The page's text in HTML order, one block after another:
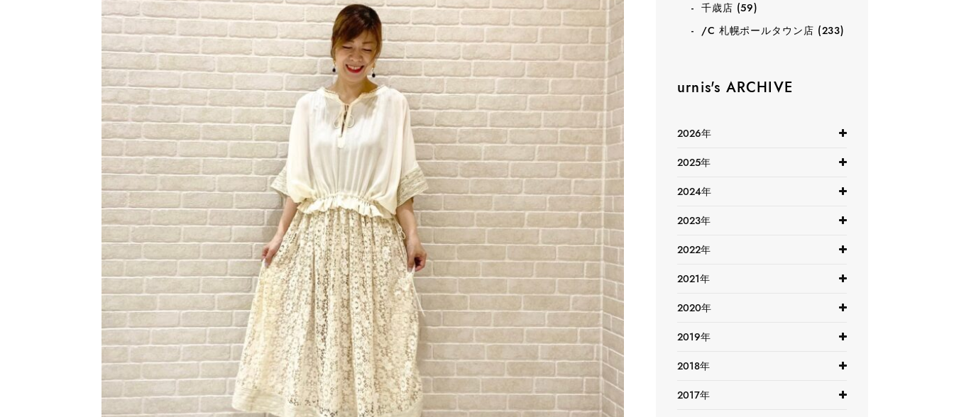
千歳店 (59)
/C 札幌ポールタウン店 (233)
urnis's ARCHIVE
2026年
2025年
2024年
2023年
2022年
2021年
2020年
2019年
2018年
2017年